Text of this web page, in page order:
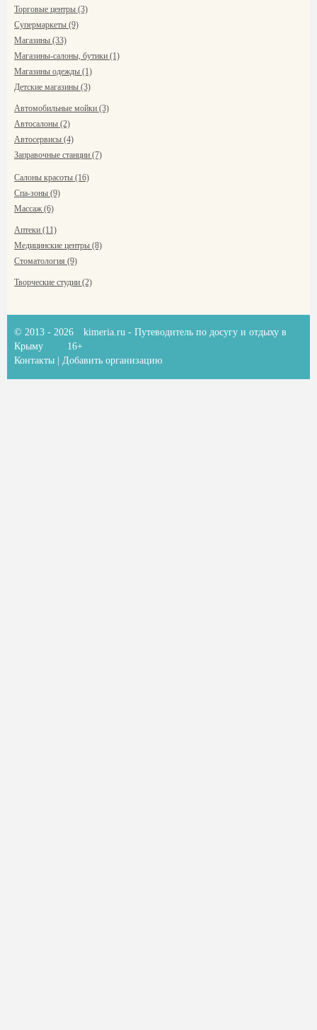
Торговые центры (3)
Супермаркеты (9)
Магазины (33)
Магазины-салоны, бутики (1)
Магазины одежды (1)
Детские магазины (3)
Автомобильные мойки (3)
Автосалоны (2)
Автосервисы (4)
Заправочные станции (7)
Салоны красоты (16)
Спа-зоны (9)
Массаж (6)
Аптеки (11)
Медицинские центры (8)
Стоматология (9)
Творческие студии (2)
© 2013 - 2026 kimeria.ru - Путеводитель по досугу и отдыху в
Крыму
16+
Контакты
Добавить организацию